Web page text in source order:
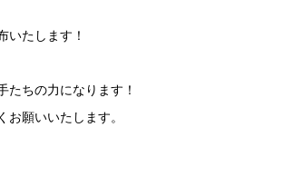
いたします！
たちの力になります！
お願いいたします。